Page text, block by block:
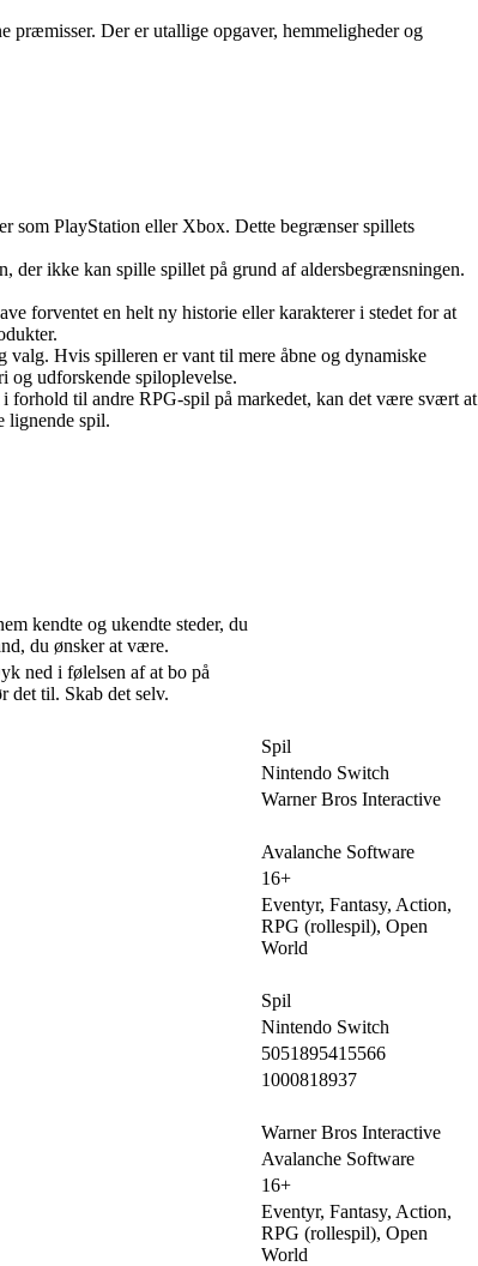
præmisser. Der er utallige opgaver, hemmeligheder og
som PlayStation eller Xbox. Dette begrænser spillets
der ikke kan spille spillet på grund af aldersbegrænsningen.
forventet en helt ny historie eller karakterer i stedet for at
Hvis spilleren er vant til mere åbne og dynamiske
og udforskende spiloplevelse.
til andre RPG-spil på markedet, kan det være svært at
lignende spil.
kendte og ukendte steder, du
du ønsker at være.
ned i følelsen af at bo på
det til. Skab det selv.
Spil
Nintendo Switch
Warner Bros Interactive
Avalanche Software
16+
Eventyr, Fantasy, Action,
RPG (rollespil), Open
World
Spil
Nintendo Switch
5051895415566
1000818937
Warner Bros Interactive
Avalanche Software
16+
Eventyr, Fantasy, Action,
RPG (rollespil), Open
World